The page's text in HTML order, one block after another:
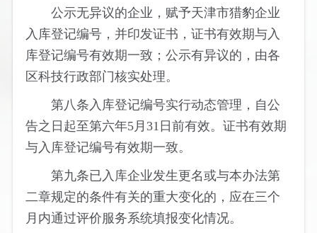
公示无异议的企业，赋予天津市猎豹企业
入库登记编号，并印发证书，证书有效期与入
库登记编号有效期一致；公示有异议的，由各
区科技行政部门核实处理。
第八条入库登记编号实行动态管理，自公
告之日起至第六年5月31日前有效。证书有效期
与入库登记编号有效期一致。
第九条已入库企业发生更名或与本办法第
二章规定的条件有关的重大变化的，应在三个
月内通过评价服务系统填报变化情况。